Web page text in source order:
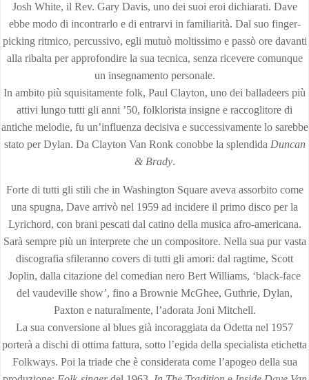
Josh White, il Rev. Gary Davis, uno dei suoi eroi dichiarati. Dave
ebbe modo di incontrarlo e di entrarvi in familiarità. Dal suo finger-
picking ritmico, percussivo, egli mutuò moltissimo e passò ore davanti
alla ribalta per approfondire la sua tecnica, senza ricevere comunque
un insegnamento personale.
In ambito più squisitamente folk, Paul Clayton, uno dei balladeers più
attivi lungo tutti gli anni ’50, folklorista insigne e raccoglitore di
antiche melodie, fu un’influenza decisiva e successivamente lo sarebbe
stato per Dylan. Da Clayton Van Ronk conobbe la splendida Duncan
& Brady.
Forte di tutti gli stili che in Washington Square aveva assorbito come
una spugna, Dave arrivò nel 1959 ad incidere il primo disco per la
Lyrichord, con brani pescati dal catino della musica afro-americana.
Sarà sempre più un interprete che un compositore. Nella sua pur vasta
discografia sfileranno covers di tutti gli amori: dal ragtime, Scott
Joplin, dalla citazione del comedian nero Bert Williams, ‘black-face
del vaudeville show’, fino a Brownie McGhee, Guthrie, Dylan,
Paxton e naturalmente, l’adorata Joni Mitchell.
La sua conversione al blues già incoraggiata da Odetta nel 1957
porterà a dischi di ottima fattura, sotto l’egida della specialista etichetta
Folkways. Poi la triade che è considerata come l’apogeo della sua